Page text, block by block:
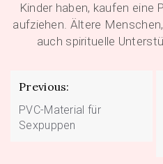
Kinder haben, kaufen eine
aufziehen. Ältere
auch spirituelle
Previous:
PVC-Material für
Sexpuppen